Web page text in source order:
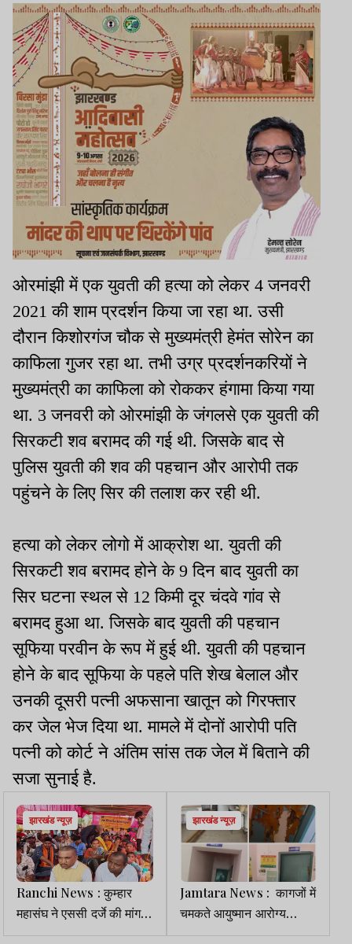
ओरमांझी में एक युवती की हत्या को लेकर 4 जनवरी
2021 की शाम प्रदर्शन किया जा रहा था. उसी
दौरान किशोरगंज चौक से मुख्यमंत्री हेमंत सोरेन का
काफिला गुजर रहा था. तभी उग्र प्रदर्शनकरियों ने
मुख्यमंत्री का काफिला को रोककर हंगामा किया गया
था. 3 जनवरी को ओरमांझी के जंगलसे एक युवती की
सिरकटी शव बरामद की गई थी. जिसके बाद से
पुलिस युवती की शव की पहचान और आरोपी तक
पहुंचने के लिए सिर की तलाश कर रही थी.
हत्या को लेकर लोगो में आक्रोश था. युवती की
सिरकटी शव बरामद होने के 9 दिन बाद युवती का
सिर घटना स्थल से 12 किमी दूर चंदवे गांव से
बरामद हुआ था. जिसके बाद युवती की पहचान
सूफिया परवीन के रूप में हुई थी. युवती की पहचान
होने के बाद सूफिया के पहले पति शेख बेलाल और
उनकी दूसरी पत्नी अफसाना खातून को गिरफ्तार
कर जेल भेज दिया था. मामले में दोनों आरोपी पति
पत्नी को कोर्ट ने अंतिम सांस तक जेल में बिताने की
सजा सुनाई है.
झारखंड न्यूज़
Ranchi News : कुम्हार
महासंघ ने एससी दर्जे की मांग
को लेकर दिया धरना
झारखंड न्यूज़
Jamtara News : कागजों में
चमकते आयुष्मान आरोग्य
मंदिर! जमीनी हकीकत में